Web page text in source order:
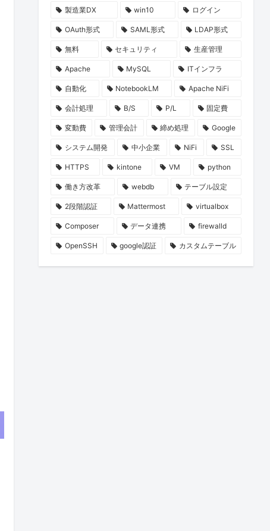
製造業DX win10 ログイン
OAuth形式 SAML形式 LDAP形式
無料 セキュリティ 生産管理
Apache MySQL ITインフラ
自動化 NotebookLM Apache NiFi
会計処理 B/S P/L 固定費
変動費 管理会計 締め処理 Google
システム開発 中小企業 NiFi SSL
HTTPS kintone VM python
働き方改革 webdb テーブル設定
2段階認証 Mattermost virtualbox
Composer データ連携 firewalld
OpenSSH google認証 カスタムテーブル